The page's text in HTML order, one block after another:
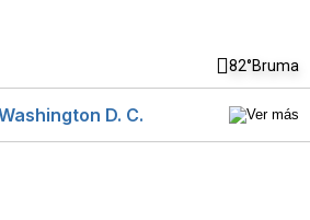
82°Bruma
D. C.